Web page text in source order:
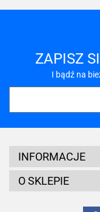
ZAPISZ
I bądź na
INFORMACJE
O SKLEPIE